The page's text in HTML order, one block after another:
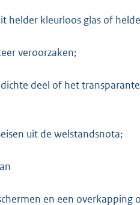
helder kleurloos glas of
veroorzaken;
deel of het
uit de welstandsnota;
en een overkapping